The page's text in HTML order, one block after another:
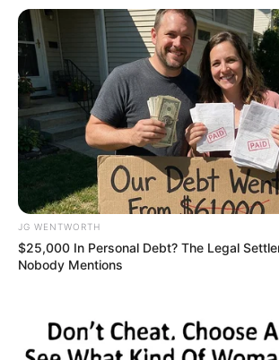
10 Foods That Instantly Reduce Bloat
BRAINBERRIES
Did They Lie To Us In This Movie?
JG WENTWORTH
$25,000 In Personal Debt? The Legal
Nobody Mentions